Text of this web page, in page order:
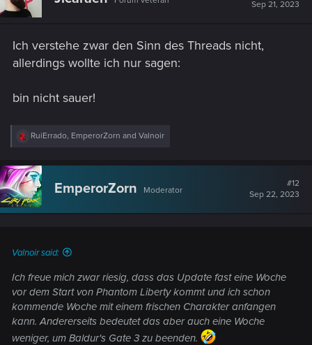
Sep 21, 2023
Ich verstehe zwar den Sinn des Threads nicht,
allerdings wollte ich nur sagen:
bin nicht sauer!
R
c
t
i
o
n
RuiErrado, EmperorZorn and Valnoir
EmperorZorn Moderator
#12
Sep 22, 2023
Valnoir said:
Ich freue mich zwar riesig, dass das Update fast eine Woche
vor dem Start von Phantom Liberty kommt und ich schon
kommende Woche mit einem frischen Charakter anfangen
kann. Andererseits bedeutet das aber auch eine Woche
weniger, um Baldur's Gate 3 zu beenden.